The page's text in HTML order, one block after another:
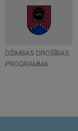
DŽIMBAS DROŠĪBAS
PROGRAMMA